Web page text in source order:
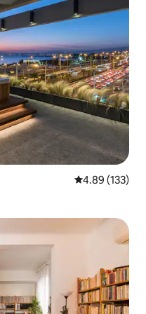
औसत रेटिंग 5 में से
4.89 (133)